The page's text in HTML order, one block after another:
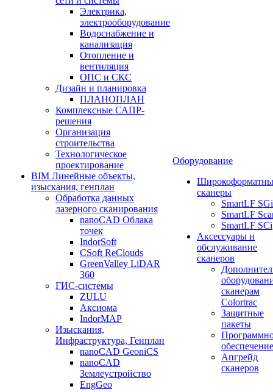
Электрика,
электрооборудование
Водоснабжение и
канализация
Отопление и
вентиляция
ОПС и СКС
Дизайн и планировка
ПЛАНОПЛАН
Комплексные САПР-
решения
Организация
строительства
Технологическое
проектирование
BIM Линейные объекты,
изыскания, генплан
Обработка данных
лазерного сканирования
nanoCAD Облака
точек
IndorSoft
CSoft ReClouds
GreenValley LiDAR
360
ГИС-системы
ZULU
Аксиома
IndorMAP
Изыскания,
Инфраструктура, Генплан
nanoCAD GeoniCS
nanoCAD
Землеустройство
EngGeo
Оборудование
сканеры
SmartLF SGi
SmartLF
SmartLF SCi
Аксессуары и
обслуживание
сканеров
сканерам
Colortrac
Защитные
пакеты
обеспечение
Апгрейд
сканеров